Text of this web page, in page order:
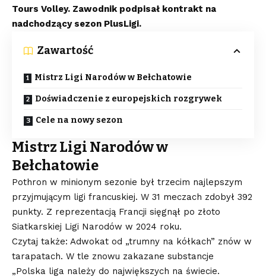
Tours Volley. Zawodnik podpisał kontrakt na
nadchodzący sezon PlusLigi.
Zawartość
Mistrz Ligi Narodów w Bełchatowie
Doświadczenie z europejskich rozgrywek
Cele na nowy sezon
Mistrz Ligi Narodów w
Bełchatowie
Pothron w minionym sezonie był trzecim najlepszym
przyjmującym ligi francuskiej. W 31 meczach zdobył 392
punkty. Z reprezentacją Francji sięgnął po złoto
Siatkarskiej Ligi Narodów w 2024 roku.
Czytaj także: Adwokat od „trumny na kółkach” znów w
tarapatach. W tle znowu zakazane substancje
„Polska liga należy do największych na świecie.